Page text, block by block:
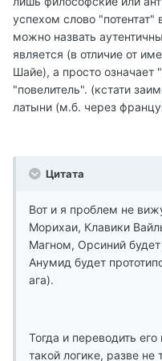
успехом слово "потентат"
можно назвать
является (в отличие от
Шайе), а просто означает
"повелитель". (кстати
латыни (м.б. через
Цитата
Вот и я проблем не
Морихаи, Клавики
Магном, Орсиний будет
Анумид будет
ага).
Тогда и переводить
такой логике, разве не